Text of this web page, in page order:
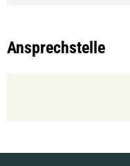
Ansprechstelle